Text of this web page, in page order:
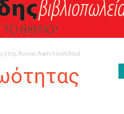
Ο
(της Άννας Αφεντουλίδου)